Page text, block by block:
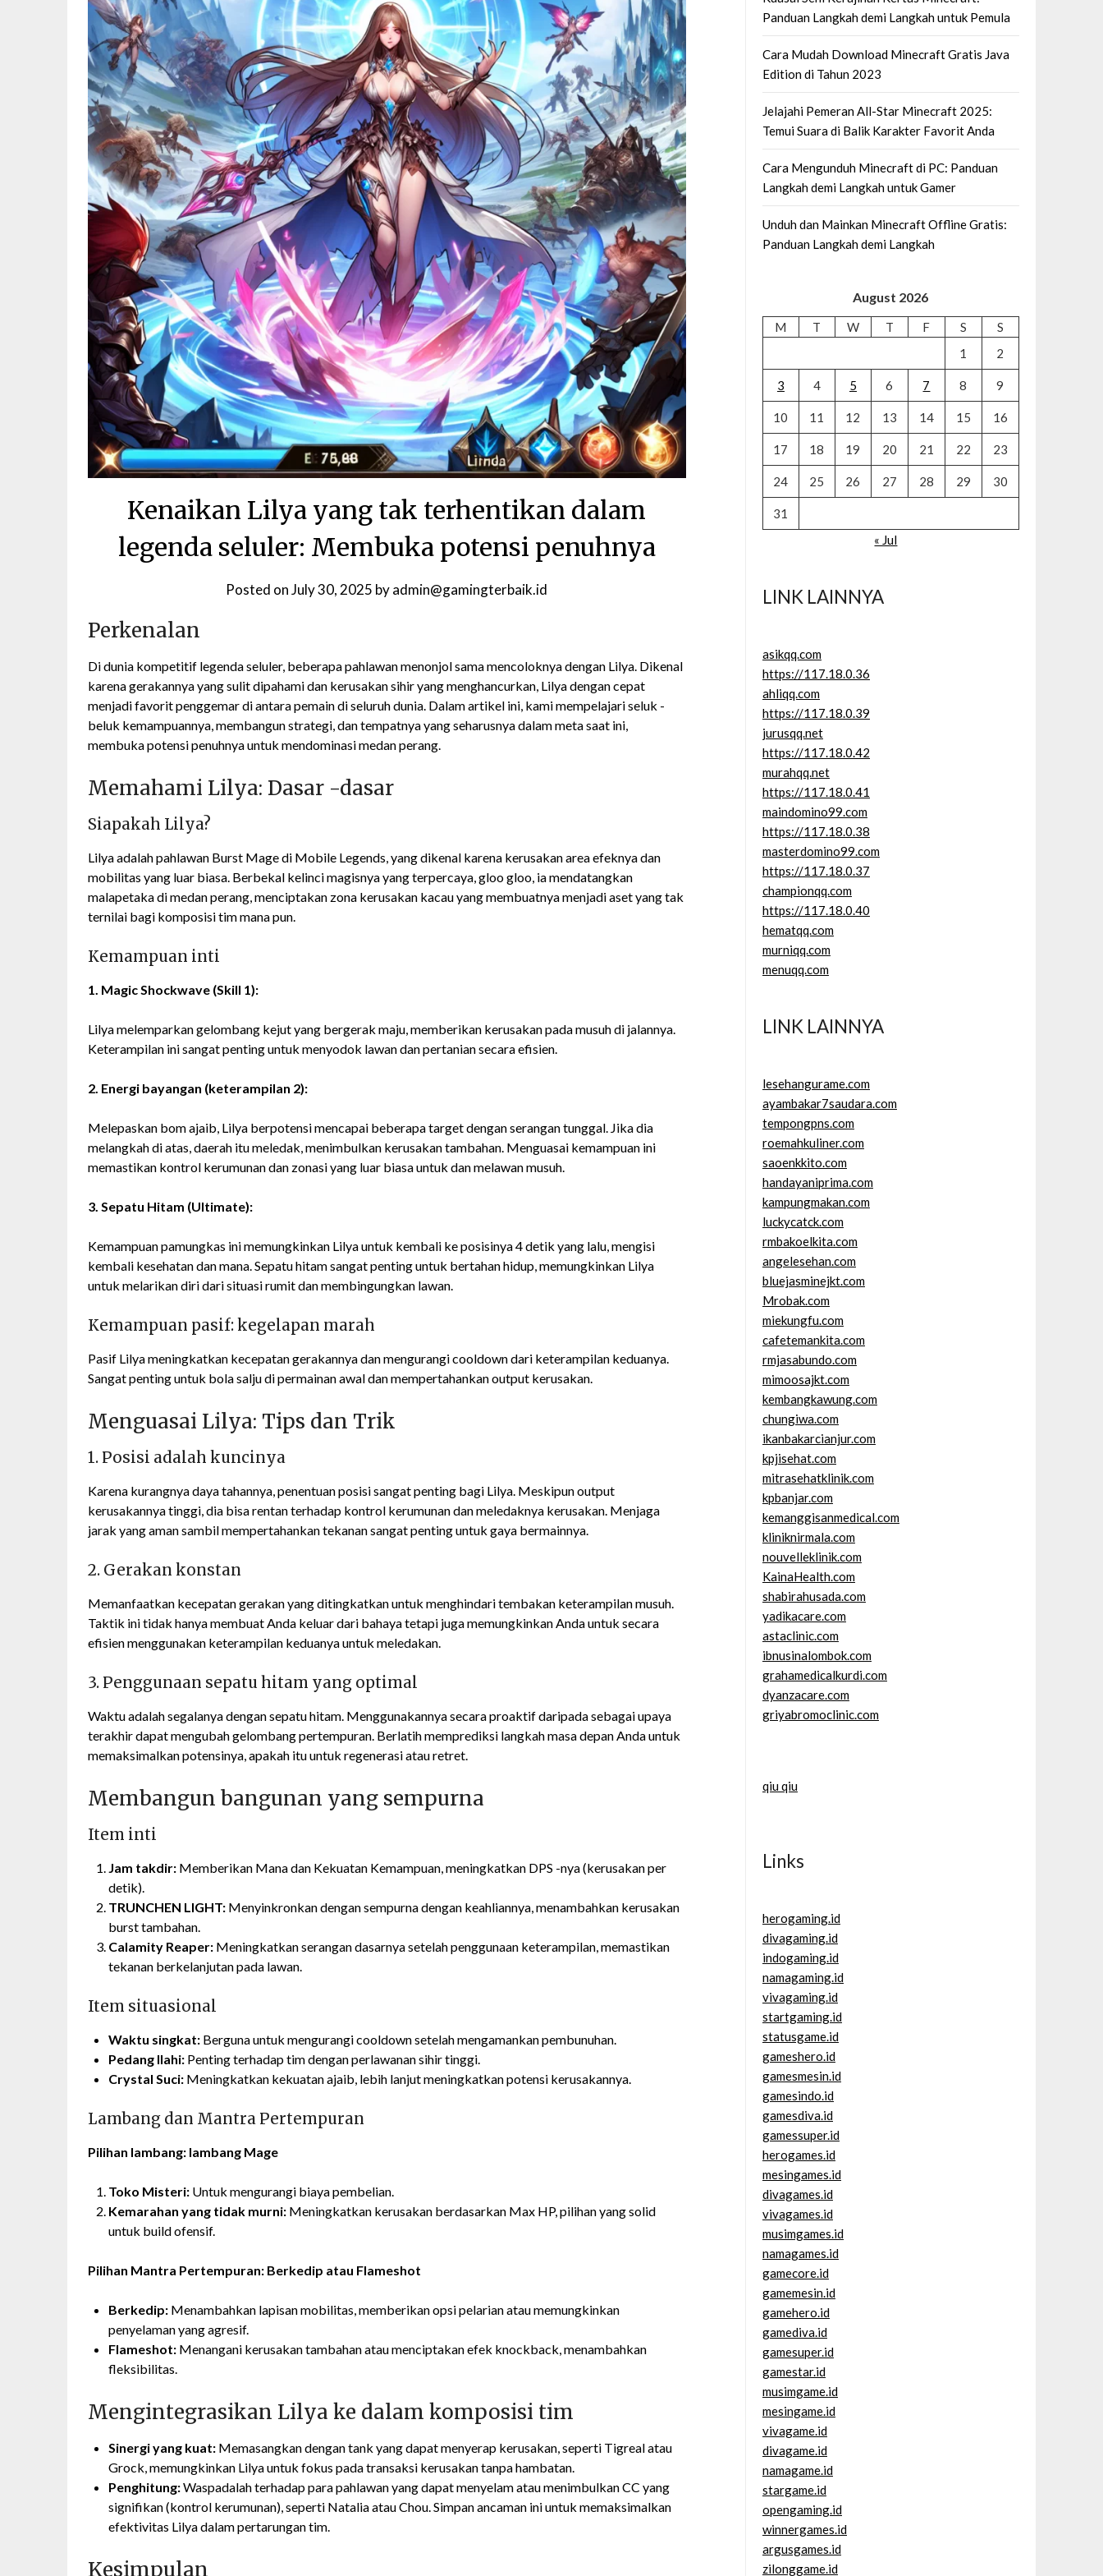
Kenaikan Lilya yang tak terhentikan dalam
legenda seluler: Membuka potensi penuhnya
Posted onJuly 30, 2025 byadmin@gamingterbaik.id
Perkenalan
Di dunia kompetitif legenda seluler, beberapa pahlawan menonjol sama mencoloknya dengan Lilya. Dikenal
karena gerakannya yang sulit dipahami dan kerusakan sihir yang menghancurkan, Lilya dengan cepat
menjadi favorit penggemar di antara pemain di seluruh dunia. Dalam artikel ini, kami mempelajari seluk -
beluk kemampuannya, membangun strategi, dan tempatnya yang seharusnya dalam meta saat ini,
membuka potensi penuhnya untuk mendominasi medan perang.
Memahami Lilya: Dasar -dasar
Siapakah Lilya?
Lilya adalah pahlawan Burst Mage di Mobile Legends, yang dikenal karena kerusakan area efeknya dan
mobilitas yang luar biasa. Berbekal kelinci magisnya yang terpercaya, gloo gloo, ia mendatangkan
malapetaka di medan perang, menciptakan zona kerusakan kacau yang membuatnya menjadi aset yang tak
ternilai bagi komposisi tim mana pun.
Kemampuan inti
1. Magic Shockwave (Skill 1):
Lilya melemparkan gelombang kejut yang bergerak maju, memberikan kerusakan pada musuh di jalannya.
Keterampilan ini sangat penting untuk menyodok lawan dan pertanian secara efisien.
2. Energi bayangan (keterampilan 2):
Melepaskan bom ajaib, Lilya berpotensi mencapai beberapa target dengan serangan tunggal. Jika dia
melangkah di atas, daerah itu meledak, menimbulkan kerusakan tambahan. Menguasai kemampuan ini
memastikan kontrol kerumunan dan zonasi yang luar biasa untuk dan melawan musuh.
3. Sepatu Hitam (Ultimate):
Kemampuan pamungkas ini memungkinkan Lilya untuk kembali ke posisinya 4 detik yang lalu, mengisi
kembali kesehatan dan mana. Sepatu hitam sangat penting untuk bertahan hidup, memungkinkan Lilya
untuk melarikan diri dari situasi rumit dan membingungkan lawan.
Kemampuan pasif: kegelapan marah
Pasif Lilya meningkatkan kecepatan gerakannya dan mengurangi cooldown dari keterampilan keduanya.
Sangat penting untuk bola salju di permainan awal dan mempertahankan output kerusakan.
Menguasai Lilya: Tips dan Trik
1. Posisi adalah kuncinya
Karena kurangnya daya tahannya, penentuan posisi sangat penting bagi Lilya. Meskipun output
kerusakannya tinggi, dia bisa rentan terhadap kontrol kerumunan dan meledaknya kerusakan. Menjaga
jarak yang aman sambil mempertahankan tekanan sangat penting untuk gaya bermainnya.
2. Gerakan konstan
Memanfaatkan kecepatan gerakan yang ditingkatkan untuk menghindari tembakan keterampilan musuh.
Taktik ini tidak hanya membuat Anda keluar dari bahaya tetapi juga memungkinkan Anda untuk secara
efisien menggunakan keterampilan keduanya untuk meledakan.
3. Penggunaan sepatu hitam yang optimal
Waktu adalah segalanya dengan sepatu hitam. Menggunakannya secara proaktif daripada sebagai upaya
terakhir dapat mengubah gelombang pertempuran. Berlatih memprediksi langkah masa depan Anda untuk
memaksimalkan potensinya, apakah itu untuk regenerasi atau retret.
Membangun bangunan yang sempurna
Item inti
Jam takdir: Memberikan Mana dan Kekuatan Kemampuan, meningkatkan DPS -nya (kerusakan per
detik).
TRUNCHEN LIGHT: Menyinkronkan dengan sempurna dengan keahliannya, menambahkan kerusakan
burst tambahan.
Calamity Reaper: Meningkatkan serangan dasarnya setelah penggunaan keterampilan, memastikan
tekanan berkelanjutan pada lawan.
Item situasional
Waktu singkat: Berguna untuk mengurangi cooldown setelah mengamankan pembunuhan.
Pedang Ilahi: Penting terhadap tim dengan perlawanan sihir tinggi.
Crystal Suci: Meningkatkan kekuatan ajaib, lebih lanjut meningkatkan potensi kerusakannya.
Lambang dan Mantra Pertempuran
Pilihan lambang: lambang Mage
Toko Misteri: Untuk mengurangi biaya pembelian.
Kemarahan yang tidak murni: Meningkatkan kerusakan berdasarkan Max HP, pilihan yang solid
untuk build ofensif.
Pilihan Mantra Pertempuran: Berkedip atau Flameshot
Berkedip: Menambahkan lapisan mobilitas, memberikan opsi pelarian atau memungkinkan
penyelaman yang agresif.
Flameshot: Menangani kerusakan tambahan atau menciptakan efek knockback, menambahkan
fleksibilitas.
Mengintegrasikan Lilya ke dalam komposisi tim
Sinergi yang kuat: Memasangkan dengan tank yang dapat menyerap kerusakan, seperti Tigreal atau
Grock, memungkinkan Lilya untuk fokus pada transaksi kerusakan tanpa hambatan.
Penghitung:Waspadalah terhadap para pahlawan yang dapat menyelam atau menimbulkan CC yang
signifikan (kontrol kerumunan), seperti Natalia atau Chou. Simpan ancaman ini untuk memaksimalkan
efektivitas Lilya dalam pertarungan tim.
Kesimpulan
Panduan Langkah demi Langkah untuk Pemula
Cara Mudah Download Minecraft Gratis Java
Edition di Tahun 2023
Jelajahi Pemeran All-Star Minecraft 2025:
Temui Suara di Balik Karakter Favorit Anda
Cara Mengunduh Minecraft di PC: Panduan
Langkah demi Langkah untuk Gamer
Unduh dan Mainkan Minecraft Offline Gratis:
Panduan Langkah demi Langkah
August 2026
M T W T F S
S
1
2
3 4 5 6 7 8 9
10 11 12 13 14 15 16
17 18 19 20 21 22 23
24 25 26 27 28 29 30
31
« Jul
LINK LAINNYA
asikqq.com
https://117.18.0.36
ahliqq.com
https://117.18.0.39
jurusqq.net
https://117.18.0.42
murahqq.net
https://117.18.0.41
maindomino99.com
https://117.18.0.38
masterdomino99.com
https://117.18.0.37
championqq.com
https://117.18.0.40
hematqq.com
murniqq.com
menuqq.com
LINK LAINNYA
lesehangurame.com
ayambakar7saudara.com
tempongpns.com
roemahkuliner.com
saoenkkito.com
handayaniprima.com
kampungmakan.com
luckycatck.com
rmbakoelkita.com
angelesehan.com
bluejasminejkt.com
Mrobak.com
miekungfu.com
cafetemankita.com
rmjasabundo.com
mimoosajkt.com
kembangkawung.com
chungiwa.com
ikanbakarcianjur.com
kpjisehat.com
mitrasehatklinik.com
kpbanjar.com
kemanggisanmedical.com
kliniknirmala.com
nouvelleklinik.com
KainaHealth.com
shabirahusada.com
yadikacare.com
astaclinic.com
ibnusinalombok.com
grahamedicalkurdi.com
dyanzacare.com
griyabromoclinic.com
qiu qiu
Links
herogaming.id
divagaming.id
indogaming.id
namagaming.id
vivagaming.id
startgaming.id
statusgame.id
gameshero.id
gamesmesin.id
gamesindo.id
gamesdiva.id
gamessuper.id
herogames.id
mesingames.id
divagames.id
vivagames.id
musimgames.id
namagames.id
gamecore.id
gamemesin.id
gamehero.id
gamediva.id
gamesuper.id
gamestar.id
musimgame.id
mesingame.id
vivagame.id
divagame.id
namagame.id
stargame.id
opengaming.id
winnergames.id
argusgames.id
zilonggame.id